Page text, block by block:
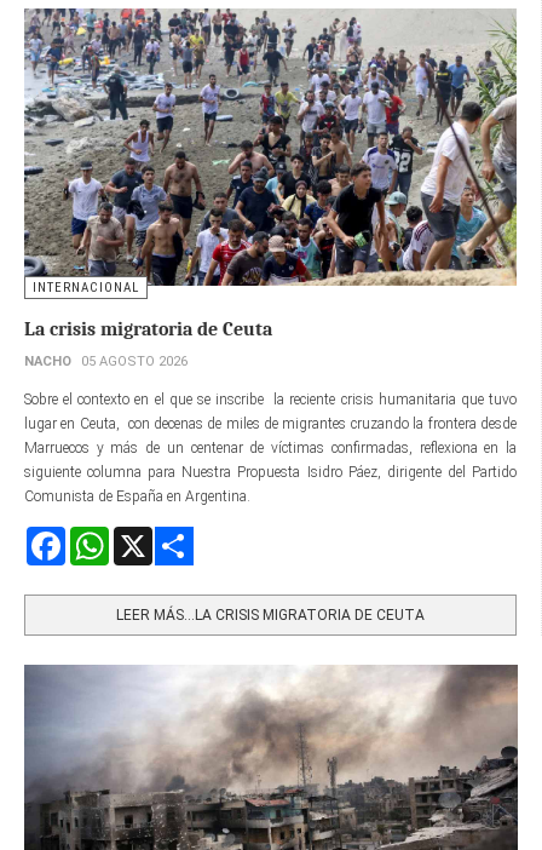
INTERNACIONAL
La crisis migratoria de Ceuta
NACHO 05 AGOSTO 2026
Sobre el contexto en el que se inscribe la reciente crisis humanitaria que tuvo
lugar en Ceuta, con decenas de miles de migrantes cruzando la frontera desde
Marruecos y más de un centenar de víctimas confirmadas, reflexiona en la
siguiente columna para Nuestra Propuesta Isidro Páez, dirigente del Partido
Comunista de España en Argentina.
FacebookWhatsApp
LEER MÁS…LA CRISIS MIGRATORIA DE CEUTA